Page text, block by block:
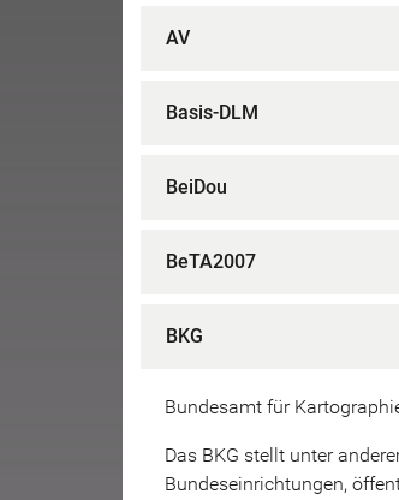
AV
Basis-DLM
BeiDou
BeTA2007
BKG
Bundesamt für
Das BKG stellt unter
Bundeseinrichtungen,